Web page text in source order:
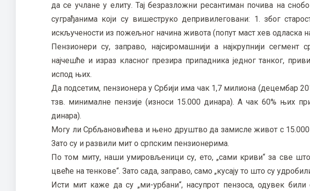
да се учлане у елиту. Тај безразложни ресантиман почива на
суграђанима који су вишеструко депривилеговани: 1. због
искључености из пожељног начина живота (попут маст хев одласка
Пензионери су, заправо, најсиромашнији а најкрупнији
најчешће и израз класног презира припадника једног танког,
испод њих.
Да подсетим, пензионера у Србији има чак 1,7 милиона (децембар
тзв. минималне пензије (износи 15.000 динара). А чак 60% њих
динара).
Могу ли Србљановићева и њено друштво да замисле живот с
Зато су и развили мит о српским пензионерима.
По том миту, наши умировљеници су, ето, „сами криви“ за све што
цвеће на тенкове“. Зато сада, заправо, само „кусају то што су
Исти мит каже да су „ми-урбани“, насупрот пензоса, одувек